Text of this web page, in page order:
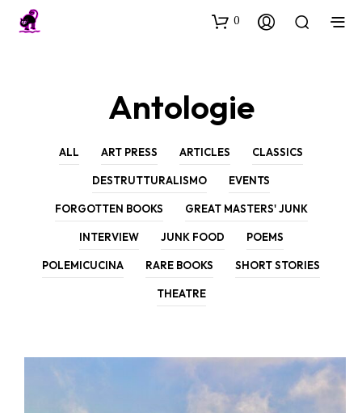
0
Antologie
ALL ART PRESS ARTICLES CLASSICS
DESTRUTTURALISMO EVENTS
FORGOTTEN BOOKS GREAT MASTERS' JUNK
INTERVIEW JUNK FOOD POEMS
POLEMICUCINA RARE BOOKS SHORT STORIES
THEATRE